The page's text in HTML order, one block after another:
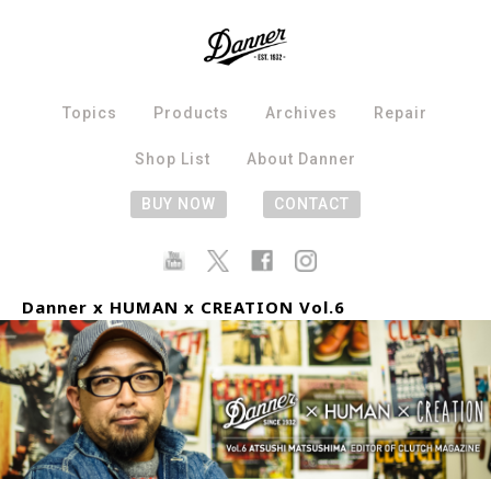
Topics Products Archives Repair
Shop List About Danner
BUY NOW CONTACT
Danner x HUMAN x CREATION Vol.6